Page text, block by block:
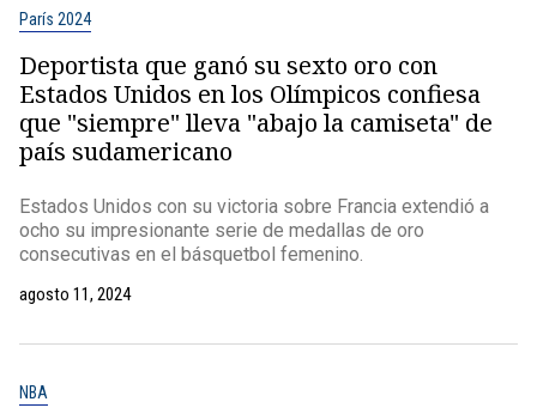
París 2024
Deportista que ganó su sexto oro con
Estados Unidos en los Olímpicos confiesa
que "siempre" lleva "abajo la camiseta" de
país sudamericano
Estados Unidos con su victoria sobre Francia extendió a
ocho su impresionante serie de medallas de oro
consecutivas en el básquetbol femenino.
agosto 11, 2024
NBA